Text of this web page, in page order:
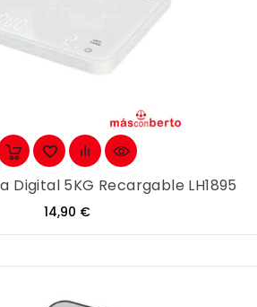
Digital 5KG Recargable LH1895
Precio
14,90 €